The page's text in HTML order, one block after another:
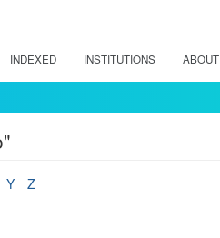
INDEXED INSTITUTIONS ABOUT
Y
Z